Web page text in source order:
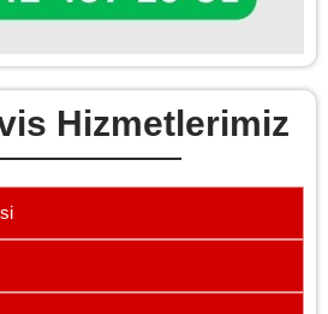
Hizmetlerimiz